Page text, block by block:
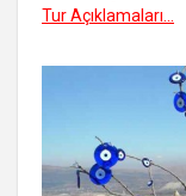
Tur Açıklamaları...